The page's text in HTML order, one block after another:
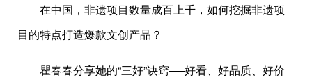
在中国，非遗项目数量成百上千，如何挖掘非遗项
目的特点打造爆款文创产品？
瞿春春分享她的“三好”诀窍──好看、好品质、好价